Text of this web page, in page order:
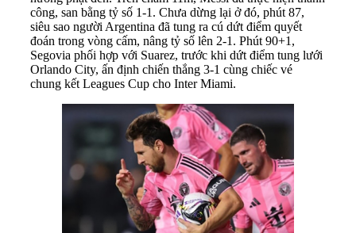
công, san bằng tỷ số 1-1. Chưa dừng lại ở đó, phút 87,
siêu sao người Argentina đã tung ra cú dứt điểm quyết
đoán trong vòng cấm, nâng tỷ số lên 2-1. Phút 90+1,
Segovia phối hợp với Suarez, trước khi dứt điểm tung lưới
Orlando City, ấn định chiến thắng 3-1 cùng chiếc vé
chung kết Leagues Cup cho Inter Miami.